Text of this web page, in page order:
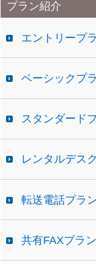
イプラン紹介
エントリープ
ベーシックプ
スタンダード
レンタルデス
転送電話プラ
共有FAXプラン